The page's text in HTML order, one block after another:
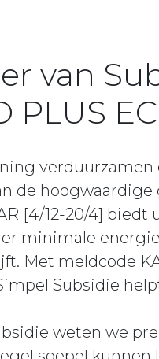
van
PLUS
de hoogwaardige
[4/12-20/4]
minimale
Met meldcode
Subsidie
weten we